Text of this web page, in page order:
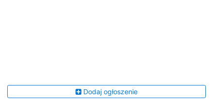
Dodaj ogłoszenie